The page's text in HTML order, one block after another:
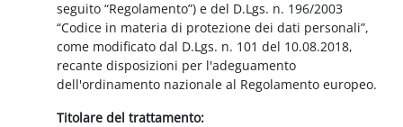
seguito “Regolamento”) e del D.Lgs. n. 196/2003
“Codice in materia di protezione dei dati personali”,
come modificato dal D.Lgs. n. 101 del 10.08.2018,
recante disposizioni per l'adeguamento
dell'ordinamento nazionale al Regolamento europeo.
Titolare del trattamento: